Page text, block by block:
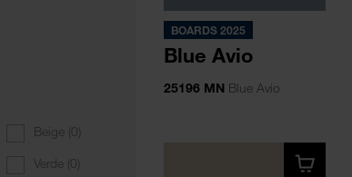
Beige (0)
Verde (0)
BOARDS 2025
Blue Avio
25196 MN Blue Avio